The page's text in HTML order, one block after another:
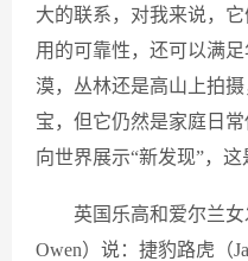
大的联系，对我来说，
用的可靠性，还可以满
漠，丛林还是高山上拍
宝，但它仍然是家庭日
向世界展示“新发现”，这
英国乐高和爱尔兰女
Owen）说：捷豹路虎（